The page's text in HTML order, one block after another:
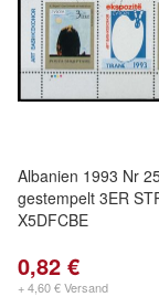
Albanien 1993 Nr
gestempelt 3ER
X5DFCBE
0,82 €
+ 4,60 € Versand